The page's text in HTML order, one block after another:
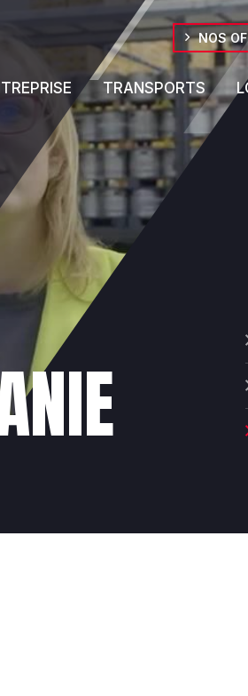
NOS
TRANSPORTS